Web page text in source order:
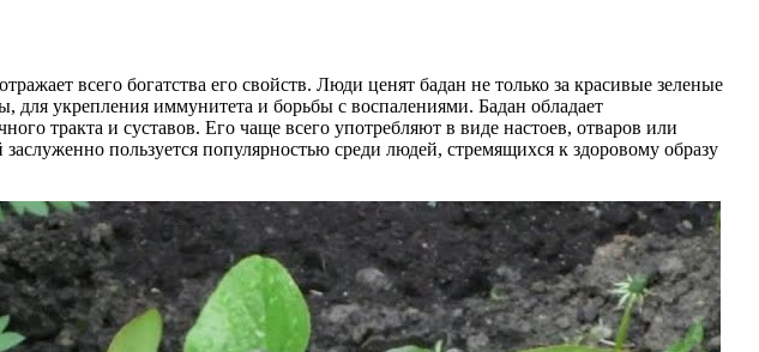
всего богатства его свойств. Люди ценят бадан не только за красивые зеленые
для укрепления иммунитета и борьбы с воспалениями. Бадан обладает
тракта и суставов. Его чаще всего употребляют в виде настоев, отваров или
пользуется популярностью среди людей, стремящихся к здоровому образу